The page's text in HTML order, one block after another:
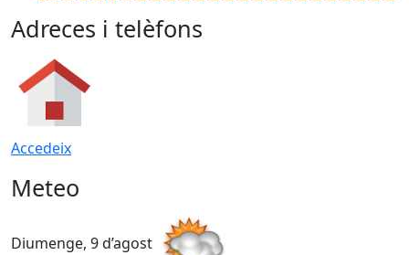
Adreces i telèfons
Accedeix
Meteo
Diumenge, 9 d’agost